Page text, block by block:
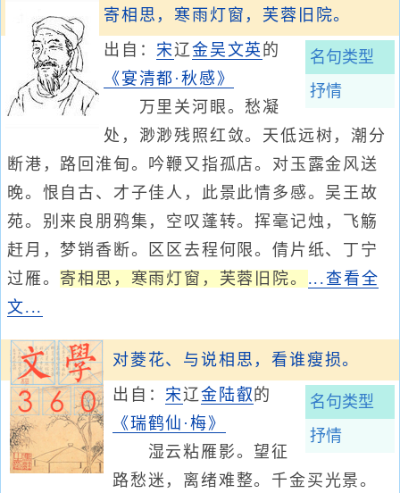
寄相思，寒雨灯窗，芙蓉旧院。
名句类型
抒情
出自：宋辽金吴文英 的
《宴清都·秋感》
万里关河眼。愁凝
处，渺渺残照红敛。天低远树，潮分
断港，路回淮甸。吟鞭又指孤店。对玉露金风送
晚。恨自古、才子佳人，此景此情多感。吴王故
苑。别来良朋鸦集，空叹蓬转。挥毫记烛，飞觞
赶月，梦销香断。区区去程何限。倩片纸、丁宁
过雁。 寄相思，寒雨灯窗，芙蓉旧院。 ...查看全
文...
对菱花、与说相思，看谁瘦损。
名句类型
抒情
出自：宋辽金 陆叡 的
《瑞鹤仙·梅》
湿云粘雁影。望征
路愁迷，离绪难整。千金买光景。